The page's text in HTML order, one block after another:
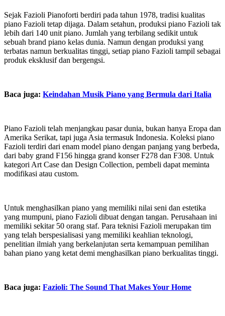
Sejak Fazioli Pianoforti berdiri pada tahun 1978, tradisi kualitas
piano Fazioli tetap dijaga. Dalam setahun, produksi piano Fazioli tak
lebih dari 140 unit piano. Jumlah yang terbilang sedikit untuk
sebuah brand piano kelas dunia. Namun dengan produksi yang
terbatas namun berkualitas tinggi, setiap piano Fazioli tampil sebagai
produk eksklusif dan bergengsi.
Baca juga: Keindahan Musik Piano yang Bermula dari Italia
Piano Fazioli telah menjangkau pasar dunia, bukan hanya Eropa dan
Amerika Serikat, tapi juga Asia termasuk Indonesia. Koleksi piano
Fazioli terdiri dari enam model piano dengan panjang yang berbeda,
dari baby grand F156 hingga grand konser F278 dan F308. Untuk
kategori Art Case dan Design Collection, pembeli dapat meminta
modifikasi atau custom.
Untuk menghasilkan piano yang memiliki nilai seni dan estetika
yang mumpuni, piano Fazioli dibuat dengan tangan. Perusahaan ini
memiliki sekitar 50 orang staf. Para teknisi Fazioli merupakan tim
yang telah berspesialisasi yang memiliki keahlian teknologi,
penelitian ilmiah yang berkelanjutan serta kemampuan pemilihan
bahan piano yang ketat demi menghasilkan piano berkualitas tinggi.
Baca juga: Fazioli: The Sound That Makes Your Home